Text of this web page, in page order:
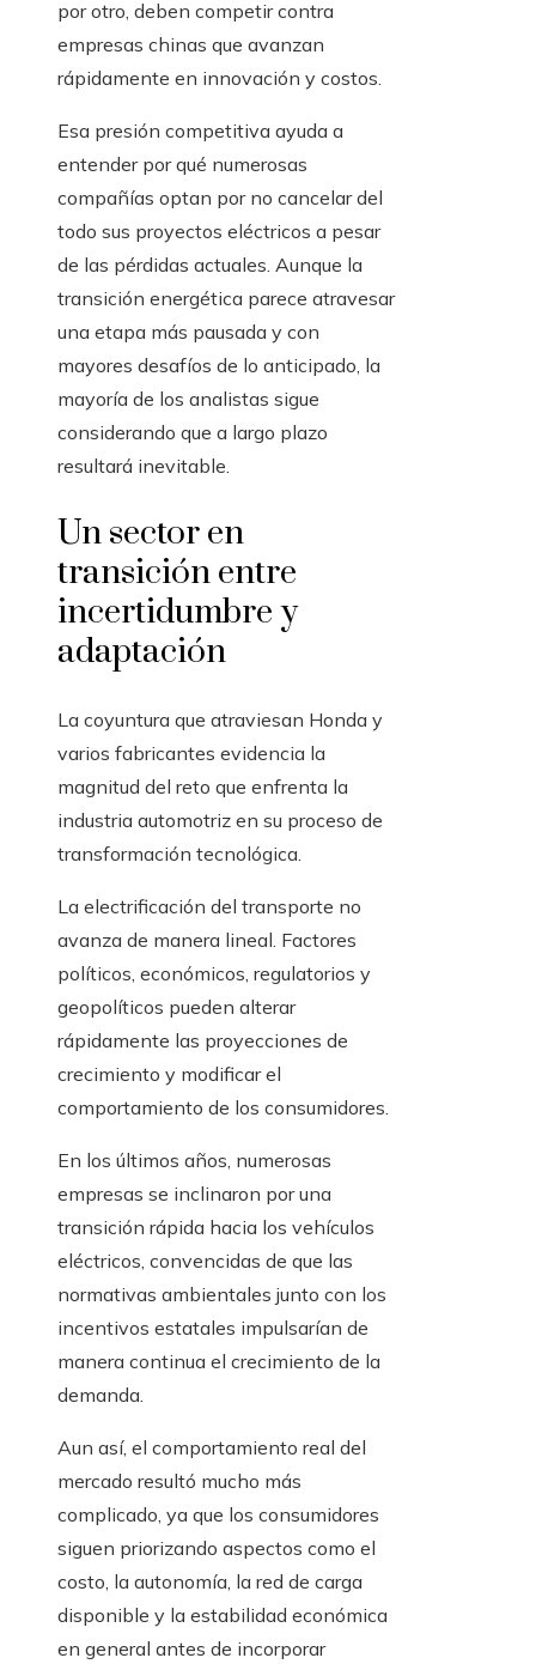
por otro, deben competir contra
empresas chinas que avanzan
rápidamente en innovación y costos.
Esa presión competitiva ayuda a
entender por qué numerosas
compañías optan por no cancelar del
todo sus proyectos eléctricos a pesar
de las pérdidas actuales. Aunque la
transición energética parece atravesar
una etapa más pausada y con
mayores desafíos de lo anticipado, la
mayoría de los analistas sigue
considerando que a largo plazo
resultará inevitable.
Un sector en
transición entre
incertidumbre y
adaptación
La coyuntura que atraviesan Honda y
varios fabricantes evidencia la
magnitud del reto que enfrenta la
industria automotriz en su proceso de
transformación tecnológica.
La electrificación del transporte no
avanza de manera lineal. Factores
políticos, económicos, regulatorios y
geopolíticos pueden alterar
rápidamente las proyecciones de
crecimiento y modificar el
comportamiento de los consumidores.
En los últimos años, numerosas
empresas se inclinaron por una
transición rápida hacia los vehículos
eléctricos, convencidas de que las
normativas ambientales junto con los
incentivos estatales impulsarían de
manera continua el crecimiento de la
demanda.
Aun así, el comportamiento real del
mercado resultó mucho más
complicado, ya que los consumidores
siguen priorizando aspectos como el
costo, la autonomía, la red de carga
disponible y la estabilidad económica
en general antes de incorporar